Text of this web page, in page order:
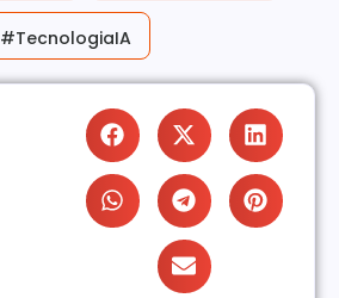
#TecnologiaIA